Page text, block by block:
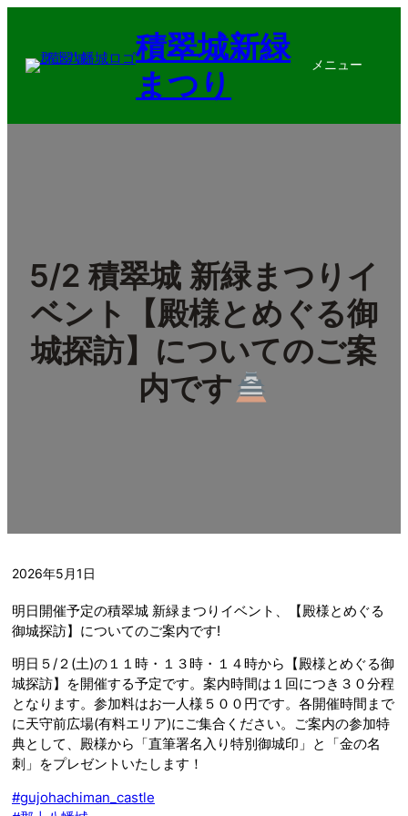
積翠城新緑
まつり
メニュー
5/2 積翠城 新緑まつりイ
ベント【殿様とめぐる御
城探訪】についてのご案
内です
2026年5月1日
明日開催予定の積翠城 新緑まつりイベント、【殿様とめぐる
御城探訪】についてのご案内です!
明日５/２(土)の１１時・１３時・１４時から【殿様とめぐる御
城探訪】を開催する予定です。案内時間は１回につき３０分程
となります。参加料はお一人様５００円です。各開催時間まで
に天守前広場(有料エリア)にご集合ください。ご案内の参加特
典として、殿様から「直筆署名入り特別御城印」と「金の名
刺」をプレゼントいたします！
#gujohachiman_castle